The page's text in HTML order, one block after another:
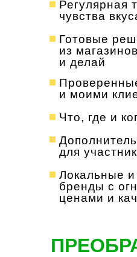
Регулярная
чувства
Готовые
из
и делай
и моими
Что, где и
для
Локальные
бренды с
ценами и